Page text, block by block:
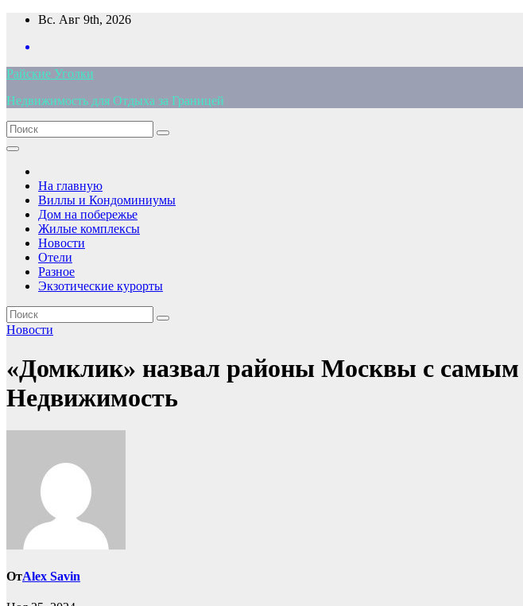
Перейти
содержимому
Вс. Авг 9th, 2026
Райские Уголки
Недвижимость для Отдыха за Границей
На главную
Виллы и Кондоминиумы
Дом на побережье
Жилые комплексы
Новости
Отели
Разное
Экзотические курорты
Новости
«Домклик» назвал районы Москвы с
Недвижимость
ОтAlex Savin